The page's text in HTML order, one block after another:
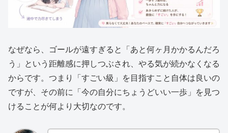
なぜなら、ゴールが遠すぎると「あと何ヶ月かかるんだろ
う」という距離感に押しつぶされ、やる気が続かなくなる
からです。つまり「すごい級」を目指すこと自体は良いの
ですが、その前に「今の自分にちょうどいい一歩」を見つ
けることが何より大切なのです。